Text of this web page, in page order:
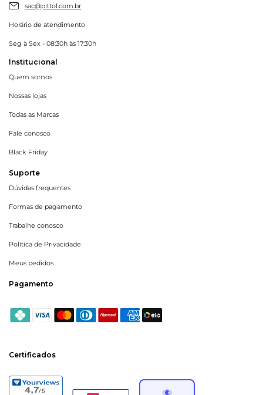
sac@pittol.com.br
Horário de atendimento
Seg à Sex - 08:30h às 17:30h
Institucional
Quem somos
Nossas lojas
Todas as Marcas
Fale conosco
Black Friday
Suporte
Dúvidas frequentes
Formas de pagamento
Trabalhe conosco
Política de Privacidade
Meus pedidos
Pagamento
Certificados